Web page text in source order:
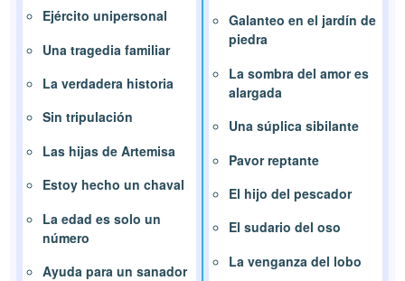
Ejército unipersonal
Una tragedia familiar
La verdadera historia
Sin tripulación
Las hijas de Artemisa
Estoy hecho un chaval
La edad es solo un
número
Ayuda para un sanador
Galanteo en el jardín de
piedra
La sombra del amor es
alargada
Una súplica sibilante
Pavor reptante
El hijo del pescador
El sudario del oso
La venganza del lobo